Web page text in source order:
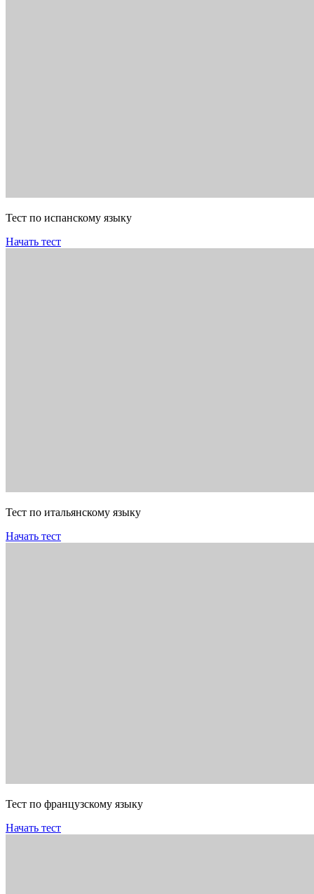
Тест по испанскому языку
Начать тест
Тест по итальянскому языку
Начать тест
Тест по французскому языку
Начать тест